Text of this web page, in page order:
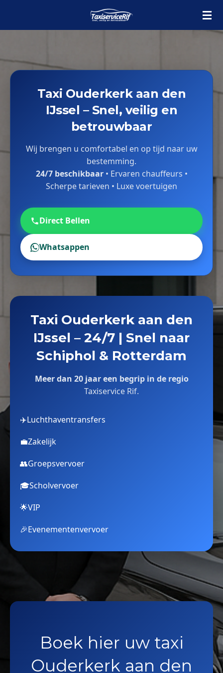
hoofdinhoud
Taxi Ouderkerk aan den
IJssel – Snel, veilig en
betrouwbaar
Wij brengen u comfortabel en op tijd naar uw
bestemming.
24/7 beschikbaar• Ervaren chauffeurs •
Scherpe tarieven • Luxe voertuigen
Direct Bellen
Whatsappen
Taxi Ouderkerk aan den
IJssel – 24/7 | Snel naar
Schiphol & Rotterdam
Meer dan 20 jaar een begrip in de regio
Taxiservice Rif.
✈️Luchthaventransfers
💼Zakelijk
👥Groepsvervoer
🎓Scholvervoer
🌟VIP
🎉Evenementenvervoer
Boek hier uw taxi
Ouderkerk aan den